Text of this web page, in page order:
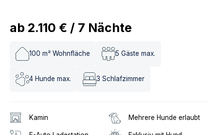
ab 2.110 € / 7 Nächte
100 m² Wohnfläche 5 Gäste max.
4 Hunde max. 3 Schlafzimmer
Kamin Mehrere Hunde erlaubt